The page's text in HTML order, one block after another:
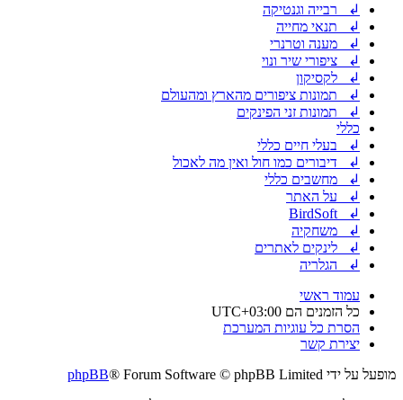
↲ רבייה וגנטיקה
↲ תנאי מחייה
↲ מענה וטרנרי
↲ ציפורי שיר ונוי
↲ לקסיקון
↲ תמונות ציפורים מהארץ ומהעולם
↲ תמונות זני הפינקים
כללי
↲ בעלי חיים כללי
↲ דיבורים כמו חול ואין מה לאכול
↲ מחשבים כללי
↲ על האתר
↲ BirdSoft
↲ משחקיה
↲ לינקים לאתרים
↲ הגלריה
עמוד ראשי
כל הזמנים הם UTC+03:00
הסרת כל עוגיות המערכת
יצירת קשר
מופעל על ידי
phpBB® Forum Software © phpBB Limited